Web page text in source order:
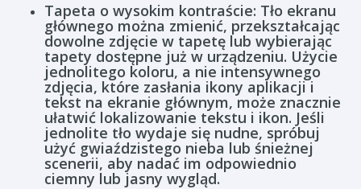
Tapeta o wysokim kontraście: Tło ekranu
głównego można zmienić, przekształcając
dowolne zdjęcie w tapetę lub wybierając
tapety dostępne już w urządzeniu. Użycie
jednolitego koloru, a nie intensywnego
zdjęcia, które zasłania ikony aplikacji i
tekst na ekranie głównym, może znacznie
ułatwić lokalizowanie tekstu i ikon. Jeśli
jednolite tło wydaje się nudne, spróbuj
użyć gwiaździstego nieba lub śnieżnej
scenerii, aby nadać im odpowiednio
ciemny lub jasny wygląd.